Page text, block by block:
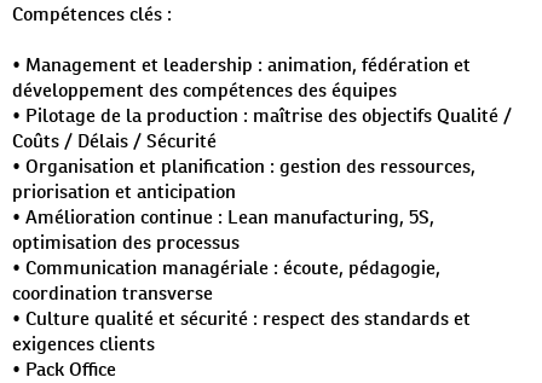
Compétences clés :
• Management et leadership : animation, fédération et
développement des compétences des équipes
• Pilotage de la production : maîtrise des objectifs Qualité /
Coûts / Délais / Sécurité
• Organisation et planification : gestion des ressources,
priorisation et anticipation
• Amélioration continue : Lean manufacturing, 5S,
optimisation des processus
• Communication managériale : écoute, pédagogie,
coordination transverse
• Culture qualité et sécurité : respect des standards et
exigences clients
• Pack Office